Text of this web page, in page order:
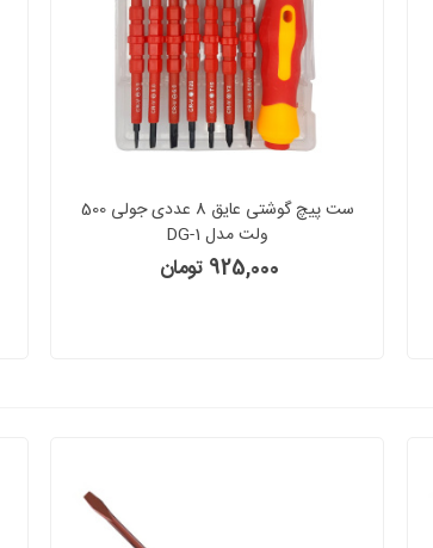
ست پیچ گوشتی عایق 8 عددی جولی 500
ولت مدل DG-1
925,000 تومان